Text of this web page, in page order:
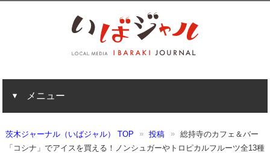
メニュー
茨木ジャーナル（いばジャル） TOP 投稿
総持寺のカフェ＆バー
「コシナ」でアイスを買える！ノンシュガーやトロピカルフルーツ全13種